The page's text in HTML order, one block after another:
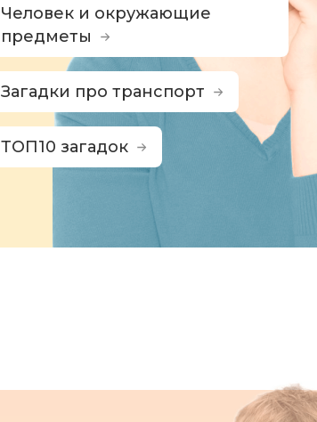
Человек и окружающие
предметы
Загадки про транспорт
ТОП10 загадок